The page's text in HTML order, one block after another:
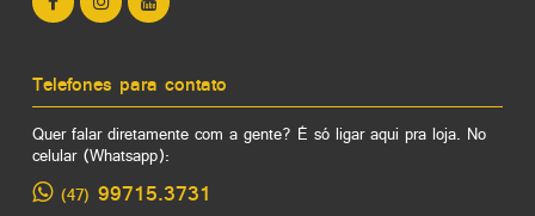
Telefones para contato
Quer falar diretamente com a gente? É só ligar aqui pra loja. No
celular (Whatsapp):
(47) 99715.3731